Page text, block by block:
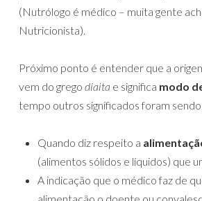
(Nutrólogo é médico – muita gente
Nutricionista).
Próximo ponto é entender que a
vem do grego díaita e significa modo
tempo outros significados foram
Quando diz respeito a
(alimentos sólidos e líquidos) que
A indicação que o médico faz de
alimentação o doente ou